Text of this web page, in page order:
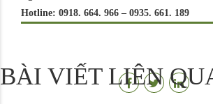
Hotline: 0918. 664. 966 – 0935. 661. 189
BÀI VIẾT LIÊN